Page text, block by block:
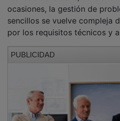
y la optimización de los
cuestiones que han sido
encuesta vecinal que toma
preocupaciones reales de